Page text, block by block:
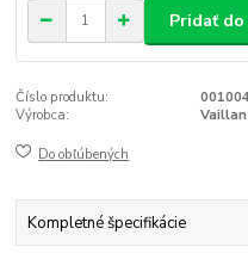
Pridať
Číslo produktu:
Výrobca:
Do obľúbených
Kompletné špecifikácie